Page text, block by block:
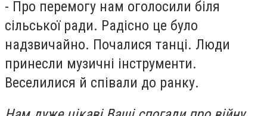
- Про перемогу нам оголосили біля
сільської ради. Радісно це було
надзвичайно. Почалися танці. Люди
принесли музичні інструменти.
Веселилися й співали до ранку.